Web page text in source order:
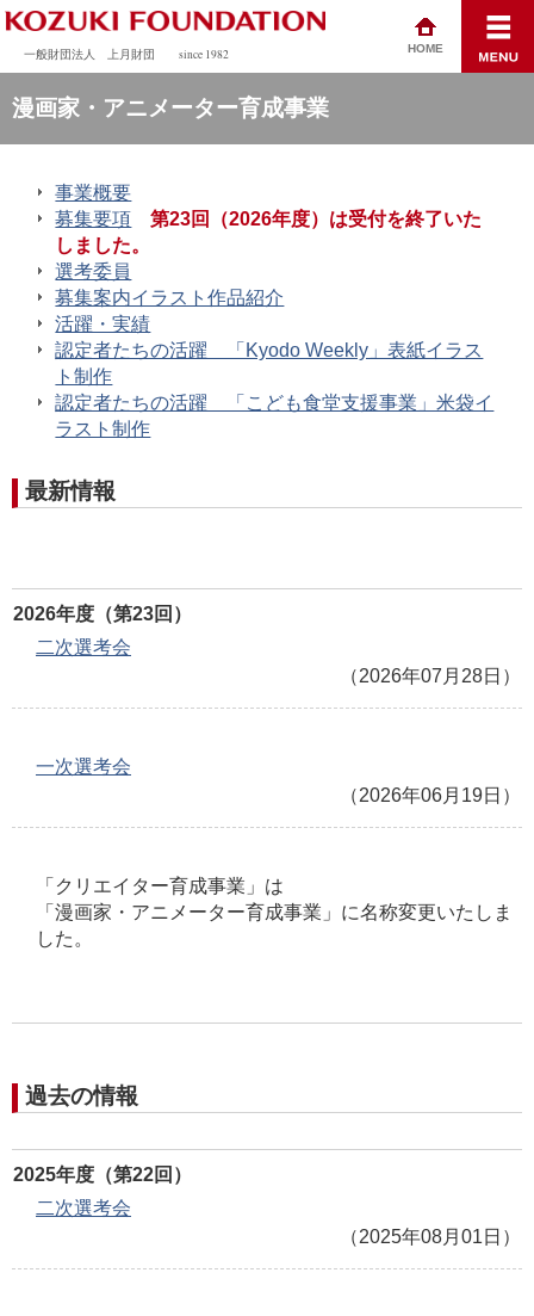
一般財団法人 上月財団 since 1982 HOME
漫画家・アニメーター育成事業
事業概要
募集要項
第23回（2026年度）は受付を終了いた
しました。
選考委員
募集案内イラスト作品紹介
活躍・実績
認定者たちの活躍 「Kyodo Weekly」表紙イラス
ト制作
認定者たちの活躍 「こども食堂支援事業」米袋イ
ラスト制作
最新情報
2026年度（第23回）
二次選考会
（2026年07月28日）
一次選考会
（2026年06月19日）
「クリエイター育成事業」は
「漫画家・アニメーター育成事業」に名称変更いたしま
した。
過去の情報
2025年度（第22回）
二次選考会
（2025年08月01日）